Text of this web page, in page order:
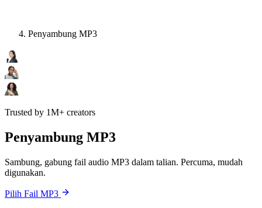
Penyambung MP3
Trusted by 1M+ creators
Penyambung MP3
Sambung, gabung fail audio MP3 dalam talian. Percuma, mudah
digunakan.
Pilih Fail MP3